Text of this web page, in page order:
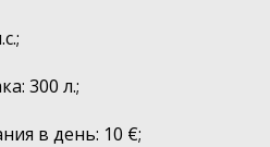
300 л.;
в день: 10 €;